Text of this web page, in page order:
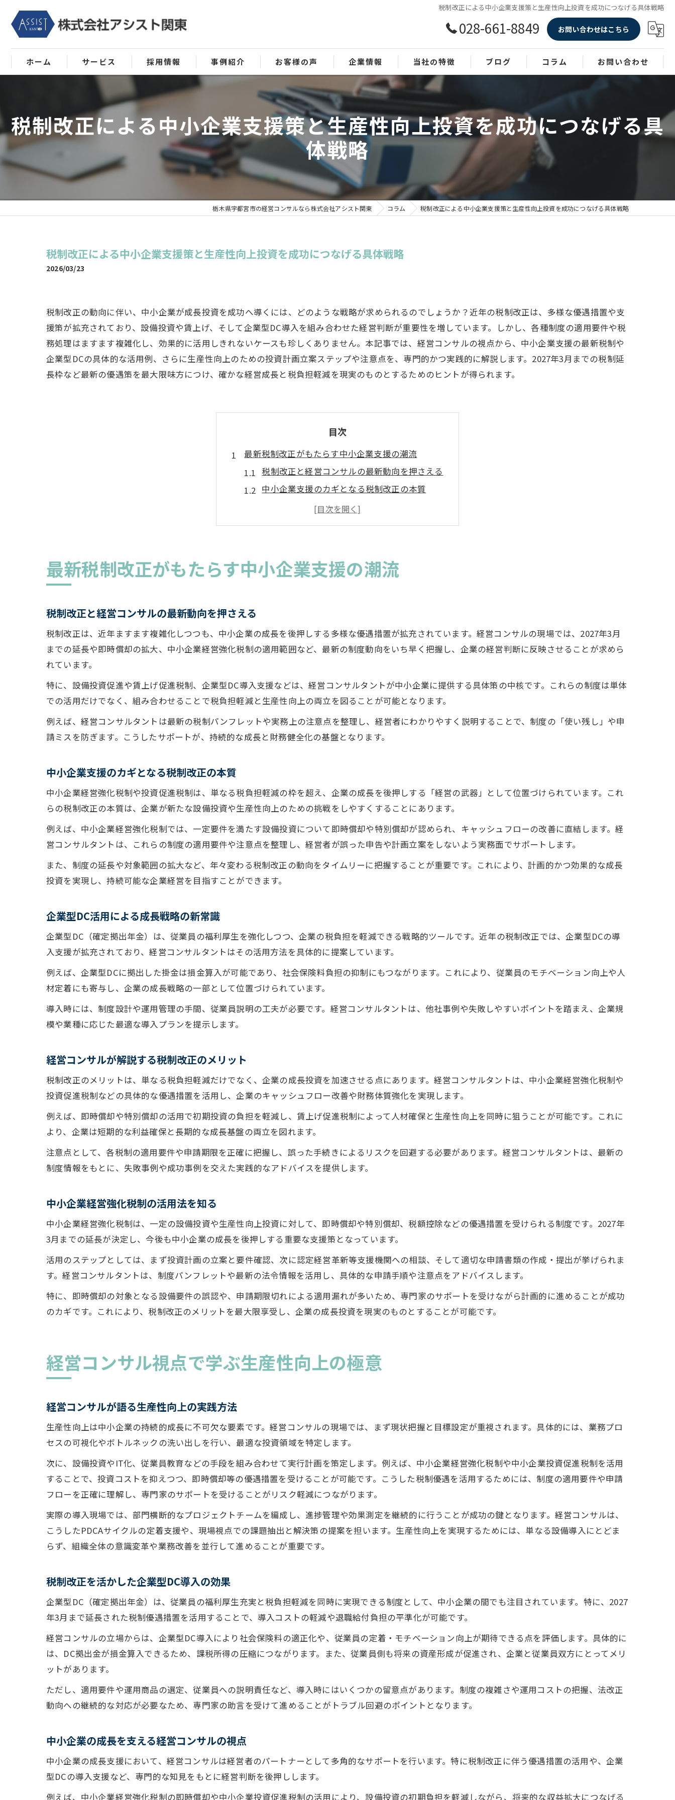
税制改正による中小企業支援策と生産性向上投資を成功につなげる具体戦略
028-661-8849 お問い合わせはこちら
ホーム サービス
将軍の日について
MAS監査について
会計の自動化･自計化について
採用情報 事例紹介 お客様の声 企業情報 当社の特徴
事業承継
資金繰り
業績回復
MAS監査
ブログ コラム お問い合わせ
税制改正による中小企業支援策と生産性向上投資を成功につなげる具
体戦略
栃木県宇都宮市の経営コンサルなら株式会社アシスト関東 コラム 税制改正による中小企業支援策と生産性向上投資を成功につなげる具体戦略
税制改正による中小企業支援策と生産性向上投資を成功につなげる具体戦略
2026/03/23
税制改正の動向に伴い、中小企業が成長投資を成功へ導くには、どのような戦略が求められるのでしょうか？近年の税制改正は、多様な優遇措置や支
援策が拡充されており、設備投資や賃上げ、そして企業型DC導入を組み合わせた経営判断が重要性を増しています。しかし、各種制度の適用要件や税
務処理はますます複雑化し、効果的に活用しきれないケースも珍しくありません。本記事では、経営コンサルの視点から、中小企業支援の最新税制や
企業型DCの具体的な活用例、さらに生産性向上のための投資計画立案ステップや注意点を、専門的かつ実践的に解説します。2027年3月までの税制延
長枠など最新の優遇策を最大限味方につけ、確かな経営成長と税負担軽減を現実のものとするためのヒントが得られます。
目次
最新税制改正がもたらす中小企業支援の潮流
税制改正と経営コンサルの最新動向を押さえる
中小企業支援のカギとなる税制改正の本質
企業型DC活用による成長戦略の新常識
経営コンサルが解説する税制改正のメリット
経営コンサル視点で学ぶ生産性向上の極意
経営コンサルが語る生産性向上の実践方法
生産性向上に必須の税制改正ポイント
企業型DCと税制改正の相乗効果を引き出す
経営コンサルが伝授する税制改正の使い方
中小企業経営強化税制の即時償却を徹底解説
企業型DCと組み合わせた節税戦略の実践
中小企業経営強化税制パンフレットの活用法
税制改正で注目される企業型DCの最新動向
経営コンサルが語る企業型DCの導入効果
中小企業経営強化税制と企業型DCの連携策
企業型DC導入が生産性向上に与える影響
投資促進税制活用で成長を加速するポイント
中小企業投資促進税制の最新情報を押さえる
即時償却や税額控除を賢く活かす実践ノウハウ
税制改正による税額控除の選択ポイント
最新税制改正がもたらす中小企業支援の潮流
税制改正と経営コンサルの最新動向を押さえる
税制改正は、近年ますます複雑化しつつも、中小企業の成長を後押しする多様な優遇措置が拡充されています。経営コンサルの現場では、2027年3月
までの延長や即時償却の拡大、中小企業経営強化税制の適用範囲など、最新の制度動向をいち早く把握し、企業の経営判断に反映させることが求めら
れています。
特に、設備投資促進や賃上げ促進税制、企業型DC導入支援などは、経営コンサルタントが中小企業に提供する具体策の中核です。これらの制度は単体
での活用だけでなく、組み合わせることで税負担軽減と生産性向上の両立を図ることが可能となります。
例えば、経営コンサルタントは最新の税制パンフレットや実務上の注意点を整理し、経営者にわかりやすく説明することで、制度の「使い残し」や申
請ミスを防ぎます。こうしたサポートが、持続的な成長と財務健全化の基盤となります。
中小企業支援のカギとなる税制改正の本質
中小企業経営強化税制や投資促進税制は、単なる税負担軽減の枠を超え、企業の成長を後押しする「経営の武器」として位置づけられています。これ
らの税制改正の本質は、企業が新たな設備投資や生産性向上のための挑戦をしやすくすることにあります。
例えば、中小企業経営強化税制では、一定要件を満たす設備投資について即時償却や特別償却が認められ、キャッシュフローの改善に直結します。経
営コンサルタントは、これらの制度の適用要件や注意点を整理し、経営者が誤った申告や計画立案をしないよう実務面でサポートします。
また、制度の延長や対象範囲の拡大など、年々変わる税制改正の動向をタイムリーに把握することが重要です。これにより、計画的かつ効果的な成長
投資を実現し、持続可能な企業経営を目指すことができます。
企業型DC活用による成長戦略の新常識
企業型DC（確定拠出年金）は、従業員の福利厚生を強化しつつ、企業の税負担を軽減できる戦略的ツールです。近年の税制改正では、企業型DCの導
入支援が拡充されており、経営コンサルタントはその活用方法を具体的に提案しています。
例えば、企業型DCに拠出した掛金は損金算入が可能であり、社会保険料負担の抑制にもつながります。これにより、従業員のモチベーション向上や人
材定着にも寄与し、企業の成長戦略の一部として位置づけられています。
導入時には、制度設計や運用管理の手間、従業員説明の工夫が必要です。経営コンサルタントは、他社事例や失敗しやすいポイントを踏まえ、企業規
模や業種に応じた最適な導入プランを提示します。
経営コンサルが解説する税制改正のメリット
税制改正のメリットは、単なる税負担軽減だけでなく、企業の成長投資を加速させる点にあります。経営コンサルタントは、中小企業経営強化税制や
投資促進税制などの具体的な優遇措置を活用し、企業のキャッシュフロー改善や財務体質強化を実現します。
例えば、即時償却や特別償却の活用で初期投資の負担を軽減し、賃上げ促進税制によって人材確保と生産性向上を同時に狙うことが可能です。これに
より、企業は短期的な利益確保と長期的な成長基盤の両立を図れます。
注意点として、各税制の適用要件や申請期限を正確に把握し、誤った手続きによるリスクを回避する必要があります。経営コンサルタントは、最新の
制度情報をもとに、失敗事例や成功事例を交えた実践的なアドバイスを提供します。
中小企業経営強化税制の活用法を知る
中小企業経営強化税制は、一定の設備投資や生産性向上投資に対して、即時償却や特別償却、税額控除などの優遇措置を受けられる制度です。2027年
3月までの延長が決定し、今後も中小企業の成長を後押しする重要な支援策となっています。
活用のステップとしては、まず投資計画の立案と要件確認、次に認定経営革新等支援機関への相談、そして適切な申請書類の作成・提出が挙げられま
す。経営コンサルタントは、制度パンフレットや最新の法令情報を活用し、具体的な申請手順や注意点をアドバイスします。
特に、即時償却の対象となる設備要件の誤認や、申請期限切れによる適用漏れが多いため、専門家のサポートを受けながら計画的に進めることが成功
のカギです。これにより、税制改正のメリットを最大限享受し、企業の成長投資を現実のものとすることが可能です。
経営コンサル視点で学ぶ生産性向上の極意
経営コンサルが語る生産性向上の実践方法
生産性向上は中小企業の持続的成長に不可欠な要素です。経営コンサルの現場では、まず現状把握と目標設定が重視されます。具体的には、業務プロ
セスの可視化やボトルネックの洗い出しを行い、最適な投資領域を特定します。
次に、設備投資やIT化、従業員教育などの手段を組み合わせて実行計画を策定します。例えば、中小企業経営強化税制や中小企業投資促進税制を活用
することで、投資コストを抑えつつ、即時償却等の優遇措置を受けることが可能です。こうした税制優遇を活用するためには、制度の適用要件や申請
フローを正確に理解し、専門家のサポートを受けることがリスク軽減につながります。
実際の導入現場では、部門横断的なプロジェクトチームを編成し、進捗管理や効果測定を継続的に行うことが成功の鍵となります。経営コンサルは、
こうしたPDCAサイクルの定着支援や、現場視点での課題抽出と解決策の提案を担います。生産性向上を実現するためには、単なる設備導入にとどま
らず、組織全体の意識変革や業務改善を並行して進めることが重要です。
税制改正を活かした企業型DC導入の効果
企業型DC（確定拠出年金）は、従業員の福利厚生充実と税負担軽減を同時に実現できる制度として、中小企業の間でも注目されています。特に、2027
年3月まで延長された税制優遇措置を活用することで、導入コストの軽減や退職給付負担の平準化が可能です。
経営コンサルの立場からは、企業型DC導入により社会保険料の適正化や、従業員の定着・モチベーション向上が期待できる点を評価します。具体的に
は、DC拠出金が損金算入できるため、課税所得の圧縮につながります。また、従業員側も将来の資産形成が促進され、企業と従業員双方にとってメリ
ットがあります。
ただし、適用要件や運用商品の選定、従業員への説明責任など、導入時にはいくつかの留意点があります。制度の複雑さや運用コストの把握、法改正
動向への継続的な対応が必要なため、専門家の助言を受けて進めることがトラブル回避のポイントとなります。
中小企業の成長を支える経営コンサルの視点
中小企業の成長支援において、経営コンサルは経営者のパートナーとして多角的なサポートを行います。特に税制改正に伴う優遇措置の活用や、企業
型DCの導入支援など、専門的な知見をもとに経営判断を後押しします。
例えば、中小企業経営強化税制の即時償却や中小企業投資促進税制の活用により、設備投資の初期負担を軽減しながら、将来的な収益拡大につなげる